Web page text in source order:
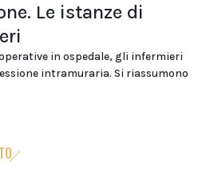
Le istanze di
in ospedale, gli infermieri
intramuraria. Si riassumono